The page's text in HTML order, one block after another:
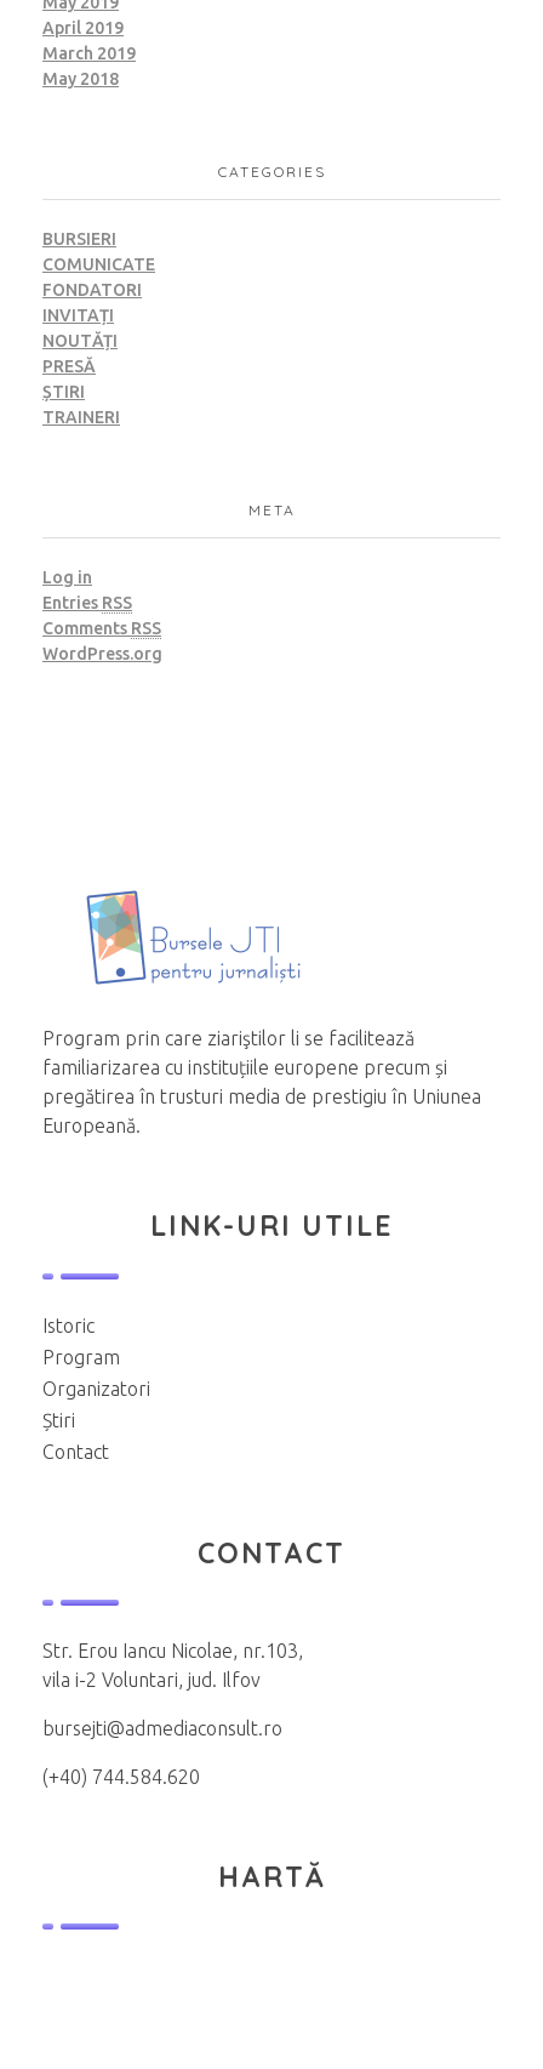
April 2019
March 2019
May 2018
CATEGORIES
BURSIERI
COMUNICATE
FONDATORI
INVITAȚI
NOUTĂȚI
PRESĂ
ȘTIRI
TRAINERI
META
Log in
Entries RSS
Comments RSS
WordPress.org
Program prin care ziariştilor li se facilitează
familiarizarea cu instituțiile europene precum și
pregătirea în trusturi media de prestigiu în Uniunea
Europeană.
LINK-URI UTILE
Istoric
Program
Organizatori
Știri
Contact
CONTACT
Str. Erou Iancu Nicolae, nr.103,
vila i-2 Voluntari, jud. Ilfov
bursejti@admediaconsult.ro
(+40) 744.584.620
HARTĂ